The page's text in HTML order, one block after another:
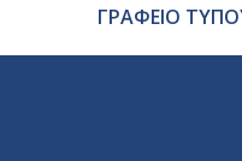
ΓΡΑΦΕΙΟ